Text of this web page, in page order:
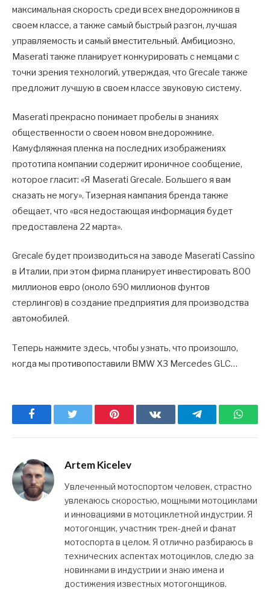
максимальная скорость среди всех внедорожников в
своем классе, а также самый быстрый разгон, лучшая
управляемость и самый вместительный. Амбициозно,
Maserati также планирует конкурировать с немцами с
точки зрения технологий, утверждая, что Grecale также
предложит лучшую в своем классе звуковую систему.
Maserati прекрасно понимает пробелы в знаниях
общественности о своем новом внедорожнике.
Камуфляжная пленка на последних изображениях
прототипа компании содержит ироничное сообщение,
которое гласит: «Я Maserati Grecale. Большего я вам
сказать не могу». Тизерная кампания бренда также
обещает, что «вся недостающая информация будет
предоставлена ​​22 марта».
Grecale будет производиться на заводе Maserati Cassino
в Италии, при этом фирма планирует инвестировать 800
миллионов евро (около 690 миллионов фунтов
стерлингов) в создание предприятия для производства
автомобилей.
Теперь нажмите здесь, чтобы узнать, что произошло,
когда мы противопоставили BMW X3 Mercedes GLC…
Facebook Pinterest ВКонтактеTelegram
Artem Kicelev
Увлеченный мотоспортом человек, страстно
увлекаюсь скоростью, мощными мотоциклами
и инновациями в мотоциклетной индустрии. Я
мотогонщик, участник трек-дней и фанат
мотоспорта в целом. Я отлично разбираюсь в
технических аспектах мотоциклов, следю за
новинками в индустрии и знаю имена и
достижения известных мотогонщиков.